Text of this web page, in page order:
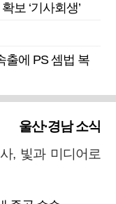
보 ‘기사회생’
에 PS 셈법 복
울산·경남 소식
, 빛과 미디어로